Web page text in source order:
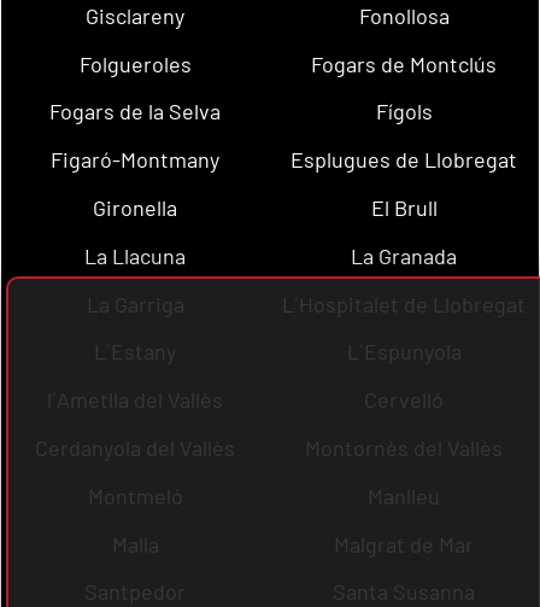
Gisclareny
Fonollosa
Folgueroles
Fogars de Montclús
Fogars de la Selva
Fígols
Figaró-Montmany
Esplugues de Llobregat
Gironella
El Brull
La Llacuna
La Granada
La Garriga
L´Hospitalet de Llobregat
L´Estany
L´Espunyola
l´Ametlla del Vallès
Cervelló
Cerdanyola del Vallès
Montornès del Vallès
Montmeló
Manlleu
Malla
Malgrat de Mar
Santpedor
Santa Susanna